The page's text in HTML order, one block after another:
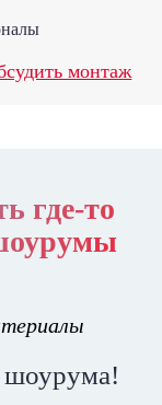
монтаж
где-то
шоурума!